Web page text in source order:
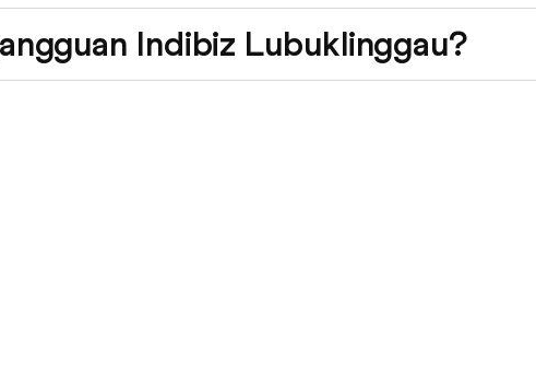
Indibiz Lubuklinggau?